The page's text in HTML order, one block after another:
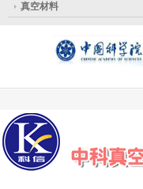
真空材料